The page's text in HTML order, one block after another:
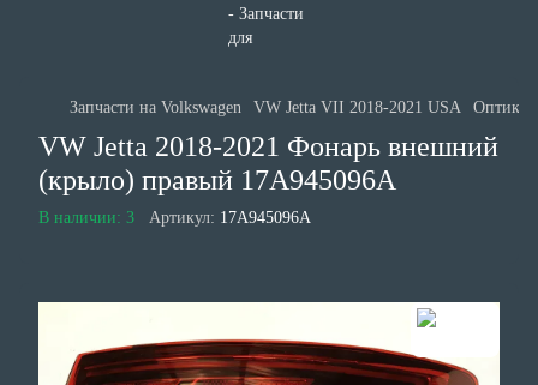
Запчасти на Volkswagen VW Jetta VII 2018-2021 USA Оптика
VW Jetta 2018-2021 Фонарь внешний
(крыло) правый 17A945096A
В наличии: 3 Артикул: 17A945096A